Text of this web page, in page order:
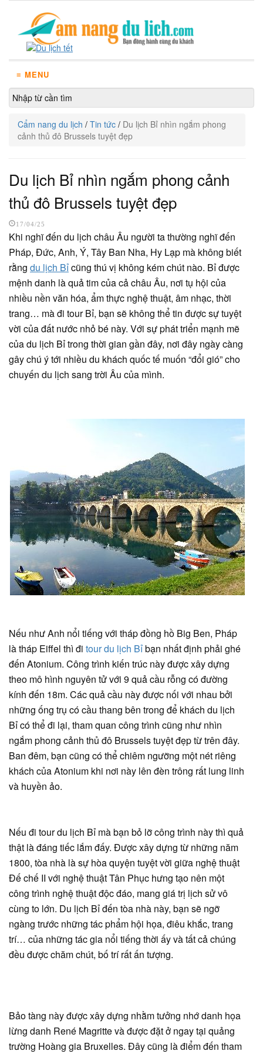
≡ MENU
Cẩm nang du lịch / Tin tức / Du lịch Bỉ nhìn ngắm phong
cảnh thủ đô Brussels tuyệt đẹp
Du lịch Bỉ nhìn ngắm phong cảnh
thủ đô Brussels tuyệt đẹp
17/04/25
Khi nghĩ đến du lịch châu Âu người ta thường nghĩ đến
Pháp, Đức, Anh, Ý, Tây Ban Nha, Hy Lạp mà không biết
rằng du lịch Bỉcũng thú vị không kém chút nào. Bỉ được
mệnh danh là quả tim của cả châu Âu, nơi tụ hội của
nhiều nền văn hóa, ẩm thực nghệ thuật, âm nhạc, thời
trang… mà đi tour Bỉ, bạn sẽ không thể tin được sự tuyệt
vời của đất nước nhỏ bé này. Với sự phát triển mạnh mẽ
của du lịch Bỉ trong thời gian gần đây, nơi đây ngày càng
gây chú ý tới nhiều du khách quốc tế muốn “đổi gió” cho
chuyến du lịch sang trời Âu của mình.
Nếu như Anh nổi tiếng với tháp đồng hồ Big Ben, Pháp
là tháp Eiffel thì đi tour du lịch Bỉbạn nhất định phải ghé
đến Atonium. Công trình kiến trúc này được xây dựng
theo mô hình nguyên tử với 9 quả cầu rỗng có đường
kính đến 18m. Các quả cầu này được nối với nhau bởi
những ống trụ có cầu thang bên trong để khách du lịch
Bỉ có thể đi lại, tham quan công trình cũng như nhìn
ngắm phong cảnh thủ đô Brussels tuyệt đẹp từ trên đây.
Ban đêm, bạn cũng có thể chiêm ngưỡng một nét riêng
khách của Atonium khi nơi này lên đèn trông rất lung linh
và huyền ảo.
Nếu đi tour du lịch Bỉ mà bạn bỏ lỡ công trình này thì quả
thật là đáng tiếc lắm đấy. Được xây dựng từ những năm
1800, tòa nhà là sự hòa quyện tuyệt vời giữa nghệ thuật
Đế chế II với nghệ thuật Tân Phục hưng tạo nên một
công trình nghệ thuật độc đáo, mang giá trị lịch sử vô
cùng to lớn. Du lịch Bỉ đến tòa nhà này, bạn sẽ ngỡ
ngàng trước những tác phẩm hội họa, điêu khắc, trang
trí… của những tác gia nổi tiếng thời ấy và tất cả chúng
đều được chăm chút, bố trí rất ấn tượng.
Bảo tàng này được xây dựng nhằm tưởng nhớ danh họa
lừng danh René Magritte và được đặt ở ngay tại quảng
trường Hoàng gia Bruxelles. Đây cũng là điểm đến tham